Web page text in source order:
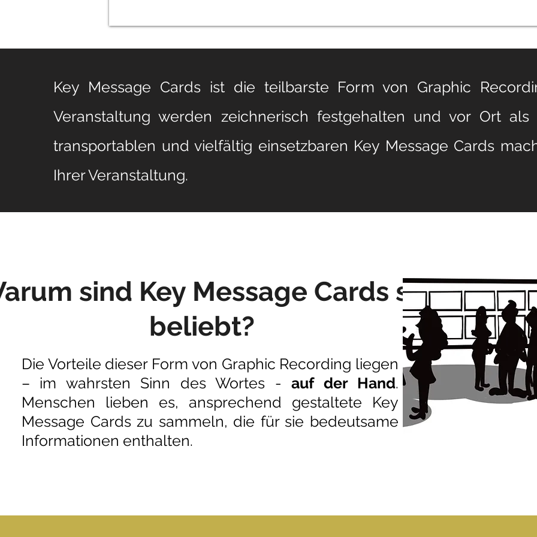
Key Message Cards ist die teilbarste Form von Graphic
Veranstaltung werden zeichnerisch festgehalten und vor Ort
transportablen und vielfältig einsetzbaren Key Message Cards
Ihrer Veranstaltung.
sind Key Message Cards so
beliebt?
Die Vorteile dieser Form von Graphic Recording liegen
– im wahrsten Sinn des Wortes -auf der Hand.
Menschen lieben es, ansprechend gestaltete Key
Message Cards zu sammeln, die für sie bedeutsame
Informationen enthalten.